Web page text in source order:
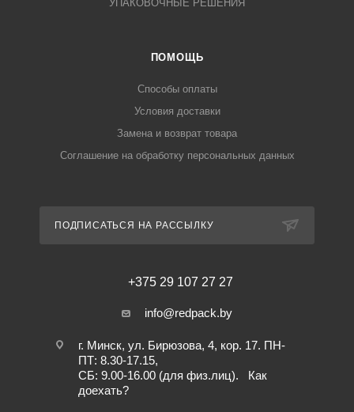
УПАКОВОЧНЫЕ РЕШЕНИЯ
ПОМОЩЬ
Способы оплаты
Условия доставки
Замена и возврат товара
Соглашение на обработку персональных данных
ПОДПИСАТЬСЯ НА РАССЫЛКУ
+375 29 107 27 27
info@redpack.by
г. Минск, ул. Бирюзова, 4, кор. 17. ПН-
ПТ: 8.30-17.15,
СБ: 9.00-16.00 (для физ.лиц). Как
доехать?